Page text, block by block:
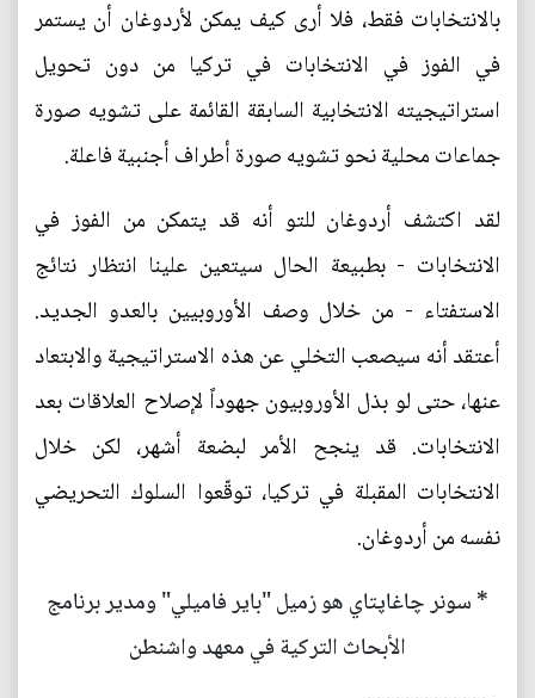
بالانتخابات فقط، فلا أرى كيف يمكن لأردوغان أن يستمر
في الفوز في الانتخابات في تركيا من دون تحويل
استراتيجيته الانتخابية السابقة القائمة على تشويه صورة
جماعات محلية نحو تشويه صورة أطراف أجنبية فاعلة.
لقد اكتشف أردوغان للتو أنه قد يتمكن من الفوز في
الانتخابات - بطبيعة الحال سيتعين علينا انتظار نتائج
الاستفتاء - من خلال وصف الأوروبيين بالعدو الجديد.
أعتقد أنه سيصعب التخلي عن هذه الاستراتيجية والابتعاد
عنها، حتى لو بذل الأوروبيون جهوداً لإصلاح العلاقات بعد
الانتخابات. قد ينجح الأمر لبضعة أشهر، لكن خلال
الانتخابات المقبلة في تركيا، توقّعوا السلوك التحريضي
نفسه من أردوغان.
* سونر چاغاپتاي هو زميل "باير فاميلي" ومدير برنامج
الأبحاث التركية في معهد واشنطن